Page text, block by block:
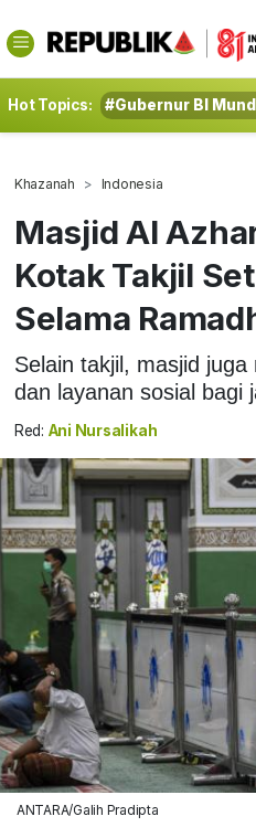
Hot Topics: #Gubernur BI
Khazanah Indonesia
Masjid Al
Kotak Takjil
Selama
Selain takjil, masjid
dan layanan sosial bagi
Red: Ani Nursalikah
ANTARA/Galih Pradipta